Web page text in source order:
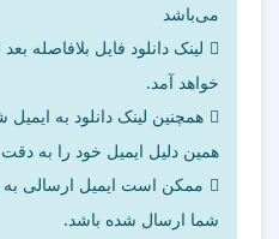
می‌باشد
لینک دانلود فایل بلافاصله
خواهد آمد.
همچنین لینک دانلود به
همین دلیل ایمیل خود را به دقت
شما ارسال شده باشد.